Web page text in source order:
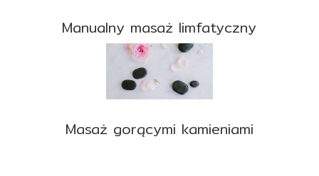
Manualny masaż limfatyczny
Masaż gorącymi kamieniami